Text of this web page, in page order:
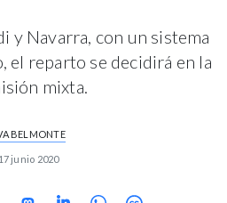
y Navarra, con un sistema
el reparto se decidirá en la
mixta.
BELMONTE
17 junio 2020